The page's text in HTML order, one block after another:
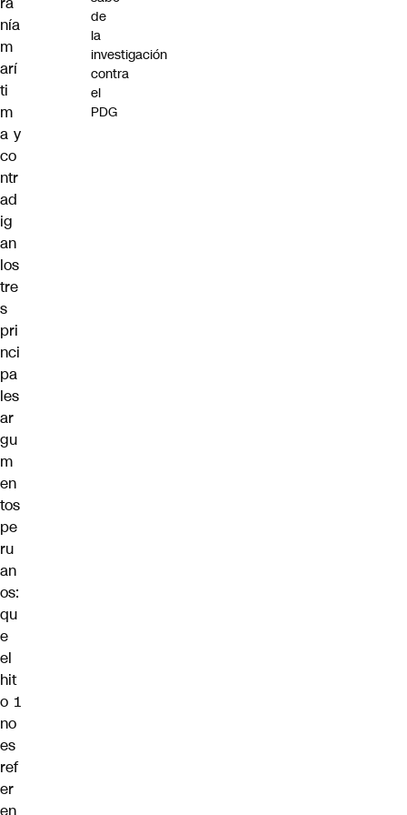
nía
m
arí
ti
m
a y
co
ntr
ad
ig
an
los
tre
s
pri
nci
pa
les
ar
gu
m
en
tos
pe
ru
an
os:
qu
e
el
hit
o 1
no
es
ref
er
en
de
la
investigación
contra
el
PDG